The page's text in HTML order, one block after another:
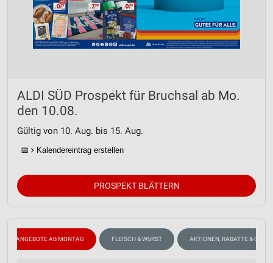
ALDI SÜD Prospekt für Bruchsal ab Mo.
den 10.08.
Gültig von 10. Aug. bis 15. Aug.
📅 Kalendereintrag erstellen
PROSPEKT BLÄTTERN
ANGEBOTE AB MONTAG FLEISCH & WURST AKTIONEN, RABATTE &